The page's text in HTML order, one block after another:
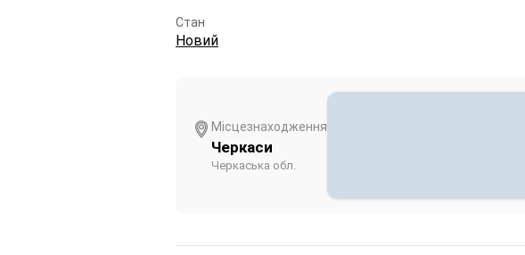
Стан
Новий
Місцезнаходження
Черкаси
Черкаська обл.